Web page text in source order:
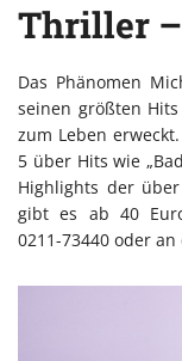
Thriller
Das Phänomen
seinen größten
zum Leben
5 über Hits wie
Highlights der
gibt es ab 40
0211-73440 oder